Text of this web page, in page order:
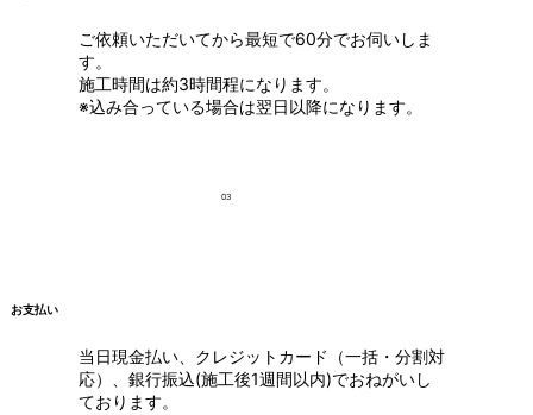
ご依頼いただいてから最短で60分でお伺いしま
す。
施工時間は約3時間程になります。
※込み合っている場合は翌日以降になります。
03
当日現金払い、クレジットカード（一括・分割対
応）、銀行振込(施工後1週間以内)でおねがいし
ております。
お支払い